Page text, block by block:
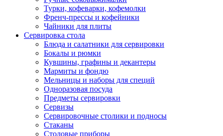
Турки, кофеварки, кофемолки
Френч-прессы и кофейники
Чайники для плиты
Сервировка стола
Блюда и салатники для сервировки
Бокалы и рюмки
Кувшины, графины и декантеры
Мармиты и фондю
Мельницы и наборы для специй
Одноразовая посуда
Предметы сервировки
Сервизы
Сервировочные столики и подносы
Стаканы
Столовые приборы